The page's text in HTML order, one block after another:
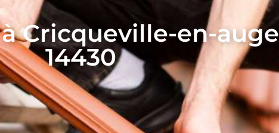
Cricqueville-en-auge
14430